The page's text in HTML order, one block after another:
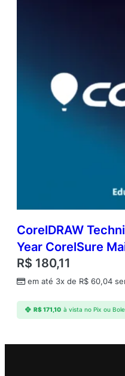
CorelDRAW
Year CorelSure
R$ 180,11
em até 3x de R$ 60,04
R$171,10 à vista no Pix ou